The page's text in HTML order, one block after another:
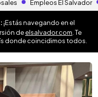
Empleos El Salvador
¡Estás navegando en el
deelsalvador.com . Te
donde coincidimos todos.